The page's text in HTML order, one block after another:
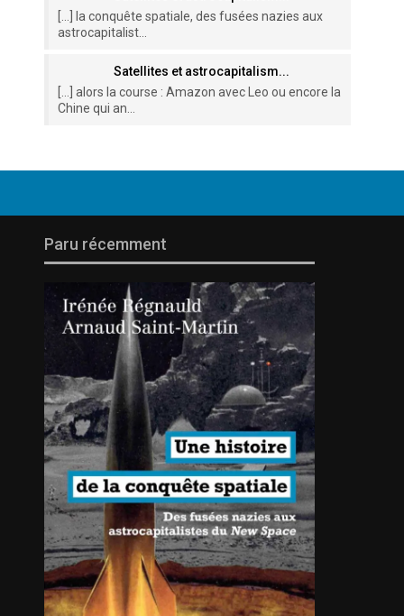
[…] la conquête spatiale, des fusées nazies aux
astrocapitalist...
Satellites et astrocapitalism...
[…] alors la course : Amazon avec Leo ou encore la
Chine qui an...
Paru récemment